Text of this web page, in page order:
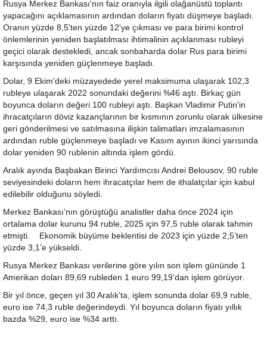
Rusya Merkez Bankası'nın faiz oranıyla ilgili olağanüstü toplantı
yapacağını açıklamasının ardından doların fiyatı düşmeye başladı.
Oranın yüzde 8,5'ten yüzde 12'ye çıkması ve para birimi kontrol
önlemlerinin yeniden başlatılması ihtimalinin açıklanması rubleyi
geçici olarak destekledi, ancak sonbaharda dolar Rus para birimi
karşısında yeniden güçlenmeye başladı.
Dolar, 9 Ekim'deki müzayedede yerel maksimuma ulaşarak 102,3
rubleye ulaşarak 2022 sonundaki değerini %46 aştı. Birkaç gün
boyunca doların değeri 100 rubleyi aştı. Başkan Vladimir Putin'in
ihracatçıların döviz kazançlarının bir kısmının zorunlu olarak ülkesine
geri gönderilmesi ve satılmasına ilişkin talimatları imzalamasının
ardından ruble güçlenmeye başladı ve Kasım ayının ikinci yarısında
dolar yeniden 90 rublenin altında işlem gördü.
Aralık ayında Başbakan Birinci Yardımcısı Andrei Belousov, 90 ruble
seviyesindeki doların hem ihracatçılar hem de ithalatçılar için kabul
edilebilir olduğunu söyledi.
Merkez Bankası’nın görüştüğü analistler daha önce 2024 için
ortalama dolar kurunu 94 ruble, 2025 için 97,5 ruble olarak tahmin
etmişti. Ekonomik büyüme beklentisi de 2023 için yüzde 2,5’ten
yüzde 3,1’e yükseldi.
Rusya Merkez Bankası verilerine göre yılın son işlem gününde 1
Amerikan doları 89,69 rubleden 1 euro 99,19’dan işlem görüyor.
Bir yıl önce, geçen yıl 30 Aralık'ta, işlem sonunda dolar 69,9 ruble,
euro ise 74,3 ruble değerindeydi. Yıl boyunca doların fiyatı yıllık
bazda %29, euro ise %34 arttı.